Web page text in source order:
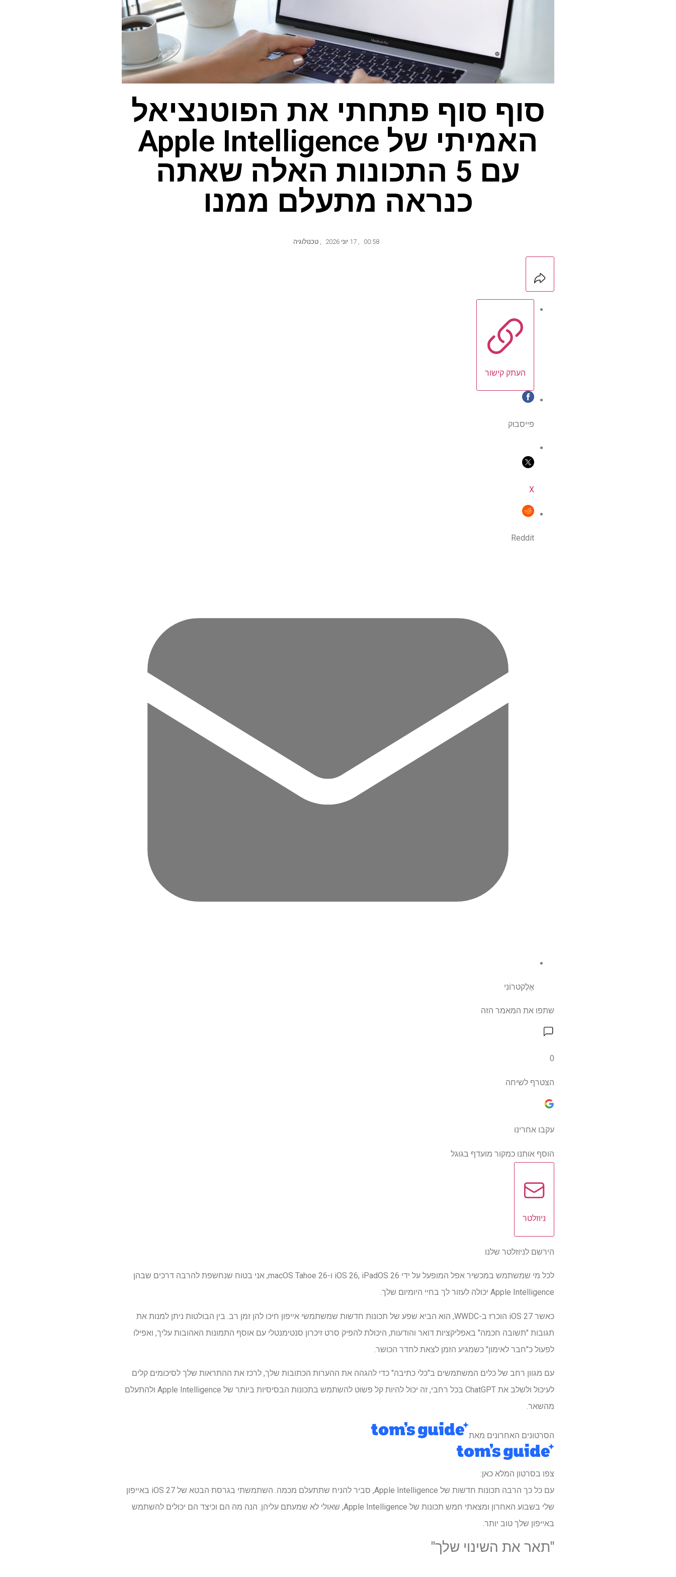
סוף סוף פתחתי את הפוטנציאל
האמיתי של Apple Intelligence
עם 5 התכונות האלה שאתה
כנראה מתעלם ממנו
00:58
, 17 יוני 2026 , טכנולוגיה
העתק קישור
פייסבוק
X
Reddit
אֶלֶקטרוֹנִי
שתפו את המאמר הזה
0
הצטרף לשיחה
עקבו אחרינו
הוסף אותנו כמקור מועדף בגוגל
ניוזלטר
הירשם לניוזלטר שלנו
לכל מי שמשתמש במכשיר אפל המופעל על ידי iOS 26, iPadOS 26 ו-macOS Tahoe 26, אני בטוח שנחשפת להרבה דרכים שבהן
Apple Intelligence יכולה לעזור לך בחיי היומיום שלך.
כאשר iOS 27 הוכרז ב-WWDC, הוא הביא שפע של תכונות חדשות שמשתמשי אייפון חיכו להן זמן רב. בין הבולטות ניתן למנות את
תגובות "תשובה חכמה" באפליקציות דואר והודעות, היכולת להפיק סרט זיכרון סנטימנטלי עם אוסף התמונות האהובות עליך, ואפילו
לפעול כ"חבר לאימון" כשמגיע הזמן לצאת לחדר הכושר.
עם מגוון רחב של כלים המשתמשים ב"כלי כתיבה" כדי להגהה את ההערות הכתובות שלך, לרכז את ההתראות שלך לסיכומים קלים
לעיכול ולשלב את ChatGPT בכל רחבי, זה יכול להיות קל פשוט להשתמש בתכונות הבסיסיות ביותר של Apple Intelligence ולהתעלם
מהשאר.
הסרטונים האחרונים מאת
צפו בסרטון המלא כאן:
עם כל כך הרבה תכונות חדשות של Apple Intelligence, סביר להניח שתתעלם מכמה. השתמשתי בגרסת הבטא של iOS 27 באייפון
שלי בשבוע האחרון ומצאתי חמש תכונות של Apple Intelligence, שאולי לא שמעתם עליהן. הנה מה הם וכיצד הם יכולים להשתמש
באייפון שלך טוב יותר.
"תאר את השינוי שלך"